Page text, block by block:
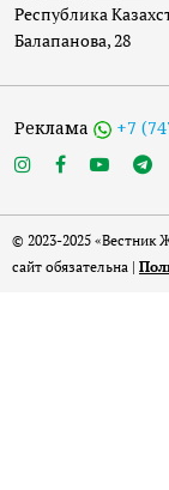
Республика
Балапанова, 28
Реклама +7
© 2023-2025 «Вестник
сайт обязательна |